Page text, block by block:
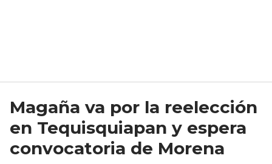
Magaña va por la reelección
en Tequisquiapan y espera
convocatoria de Morena